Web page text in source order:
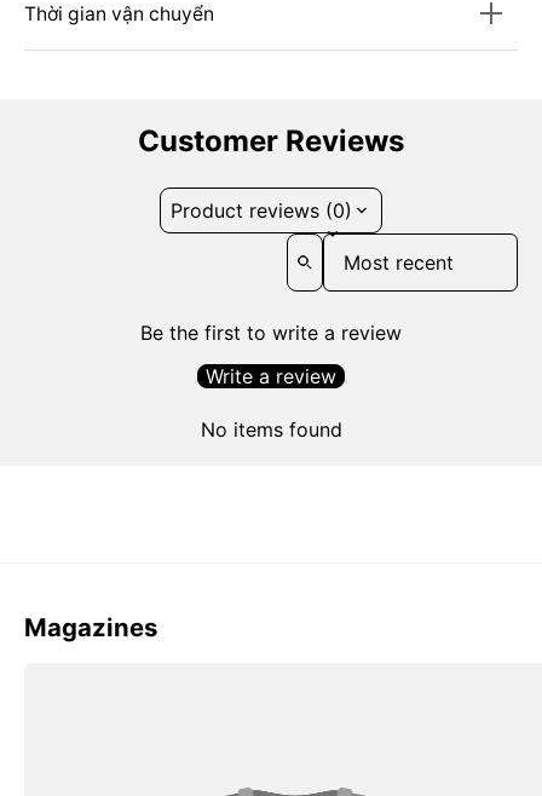
Thời gian vận chuyển
Customer Reviews
Product reviews (0)
Sort reviews by
Be the first to write a review
Write a review
No items found
Magazines